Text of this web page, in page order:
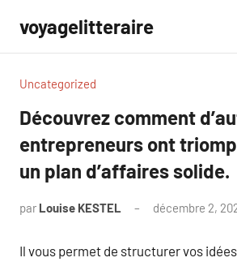
contenu
voyagelitteraire
Uncategorized
Découvrez comment
entrepreneurs ont
un plan d’affaires solide.
par Louise KESTEL décembre 2,
Il vous permet de structurer vos